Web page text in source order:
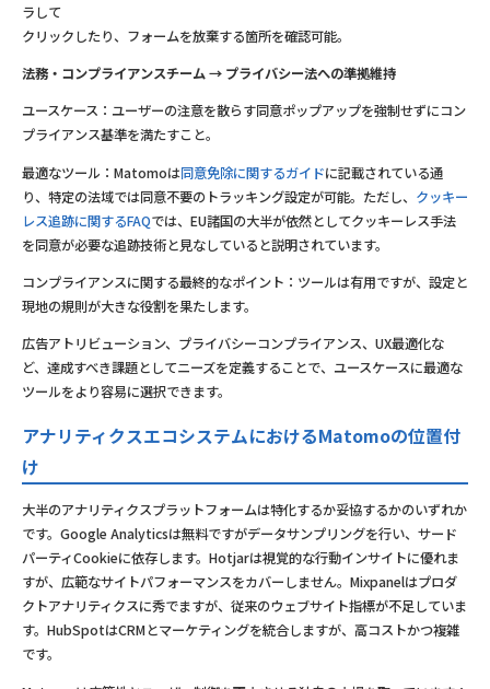
ラして
クリックしたり、フォームを放棄する箇所を確認可能。
法務・コンプライアンスチーム → プライバシー法への準拠維持
ユースケース：ユーザーの注意を散らす同意ポップアップを強制せずにコン
プライアンス基準を満たすこと。
最適なツール：Matomoは同意免除に関するガイドに記載されている通
り、特定の法域では同意不要のトラッキング設定が可能。ただし、 クッキー
レス追跡に関するFAQでは、EU諸国の大半が依然としてクッキーレス手法
を同意が必要な追跡技術と見なしていると説明されています。
コンプライアンスに関する最終的なポイント：ツールは有用ですが、設定と
現地の規則が大きな役割を果たします。
広告アトリビューション、プライバシーコンプライアンス、UX最適化な
ど、達成すべき課題としてニーズを定義することで、ユースケースに最適な
ツールをより容易に選択できます。
アナリティクスエコシステムにおけるMatomoの位置付
け
大半のアナリティクスプラットフォームは特化するか妥協するかのいずれか
です。Google Analyticsは無料ですがデータサンプリングを行い、サード
パーティCookieに依存します。Hotjarは視覚的な行動インサイトに優れま
すが、広範なサイトパフォーマンスをカバーしません。Mixpanelはプロダ
クトアナリティクスに秀でますが、従来のウェブサイト指標が不足していま
す。HubSpotはCRMとマーケティングを統合しますが、高コストかつ複雑
です。